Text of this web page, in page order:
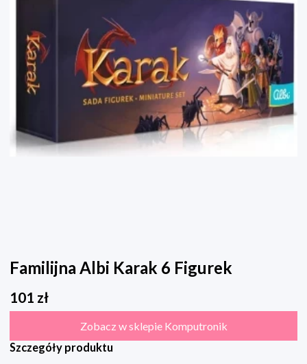
Familijna Albi Karak 6 Figurek
101 zł
Zobacz w sklepie Komputronik
Szczegóły produktu